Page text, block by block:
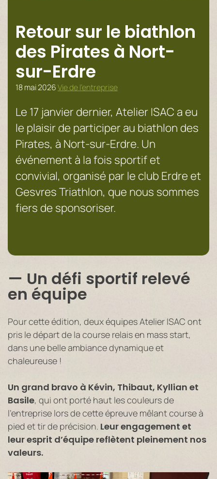
Retour sur le biathlon
des Pirates à Nort-
sur-Erdre
18 mai 2026Vie de l’entreprise
Le 17 janvier dernier, Atelier ISAC a eu
le plaisir de participer au biathlon des
Pirates, à Nort-sur-Erdre. Un
événement à la fois sportif et
convivial, organisé par le club Erdre et
Gesvres Triathlon, que nous sommes
fiers de sponsoriser.
Un défi sportif relevé
en équipe
Pour cette édition, deux équipes Atelier ISAC ont
pris le départ de la course relais en mass start,
dans une belle ambiance dynamique et
chaleureuse !
Un grand bravo à Kévin, Thibaut, Kyllian et
Basile, qui ont porté haut les couleurs de
l’entreprise lors de cette épreuve mêlant course à
pied et tir de précision. Leur engagement et
leur esprit d’équipe reflètent pleinement nos
valeurs.